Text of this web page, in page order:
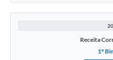
Receita
1º